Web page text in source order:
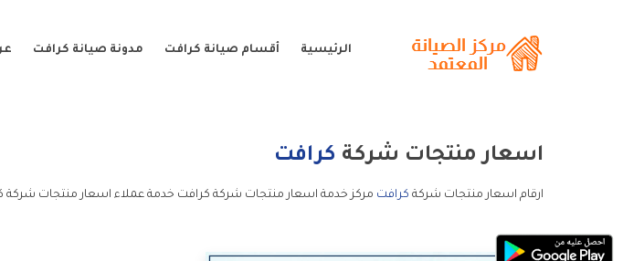
الرئيسية أقسام صيانة كرافت مدونة صيانة كرافت
اسعار منتجات شركة كرافت
ارقام اسعار منتجات شركة كرافت مركز خدمة اسعار منتجات شركة كرافت خدمة عملاء اسعار منتجات